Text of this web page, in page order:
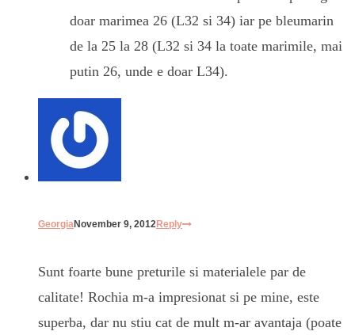
doar marimea 26 (L32 si 34) iar pe bleumarin
de la 25 la 28 (L32 si 34 la toate marimile, mai
putin 26, unde e doar L34).
GeorgiaNovember 9, 2012Reply
Sunt foarte bune preturile si materialele par de
calitate! Rochia m-a impresionat si pe mine, este
superba, dar nu stiu cat de mult m-ar avantaja (poate